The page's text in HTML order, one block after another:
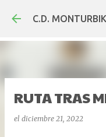
Ir al
C.D.
RUTA TRAS
el diciembre 21, 2022